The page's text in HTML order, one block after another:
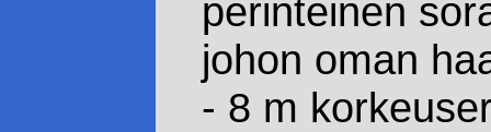
perinteinen
johon oman
- 8 m